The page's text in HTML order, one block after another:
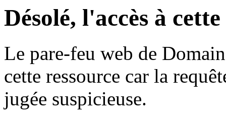
Désolé, l'accès à
Le pare-feu web de
cette ressource car la
jugée suspicieuse.